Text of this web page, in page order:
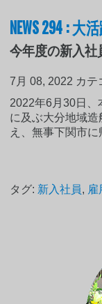
NEWS 294 : 大
今年度の新入社
7月 08, 2022 カ
2022年6月30日、
に及ぶ大分地域
え、無事下関市に
タグ: 新入社員, 雇